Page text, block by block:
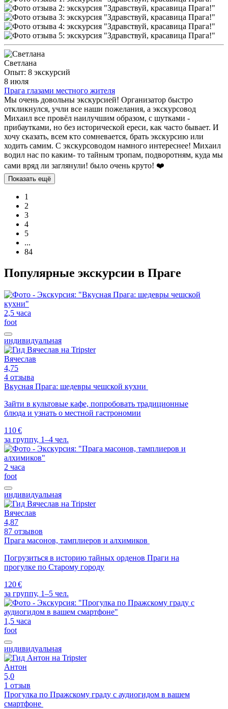
Светлана
Опыт: 8 экскурсий
8 июля
Прага глазами местного жителя
Мы очень довольны экскурсией! Организатор быстро
откликнулся, учли все наши пожелания, а экскурсовод
Михаил все провёл наилучшим образом, с шутками -
прибаутками, но без исторической ереси, как часто бывает. И
хочу сказать, всем кто сомневается, брать экскурсию или
ходить самим. С экскурсоводом намного интереснее! Михаил
водил нас по каким- то тайным тропам, подворотням, куда мы
сами вряд ли заглянули! было очень круто! ❤️
Показать ещё
1
2
3
4
5
...
84
Популярные экскурсии в Праге
2,5 часа
foot
индивидуальная
Вячеслав
4,75
4 отзыва
Вкусная Прага: шедевры чешской кухни
Зайти в культовые кафе, попробовать традиционные
блюда и узнать о местной гастрономии
110 €
за группу, 1–4 чел.
2 часа
foot
индивидуальная
Вячеслав
4,87
87 отзывов
Прага масонов, тамплиеров и алхимиков
Погрузиться в историю тайных орденов Праги на
прогулке по Старому городу
120 €
за группу, 1–5 чел.
1,5 часа
foot
индивидуальная
Антон
5,0
1 отзыв
Прогулка по Пражскому граду с аудиогидом в вашем
смартфоне